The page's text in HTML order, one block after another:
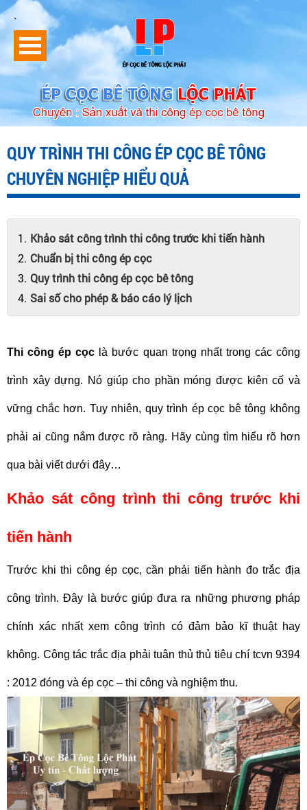
`
QUY TRÌNH THI CÔNG ÉP CỌC BÊ TÔNG
CHUYÊN NGHIỆP HIỂU QUẢ
Khảo sát công trình thi công trước khi tiến hành
Chuẩn bị thi công ép cọc
Quy trình thi công ép cọc bê tông
Sai số cho phép & báo cáo lý lịch
Thi công ép cọc là bước quan trọng nhất trong các công
trình xây dựng. Nó giúp cho phần móng được kiên cố và
vững chắc hơn. Tuy nhiên, quy trình ép cọc bê tông không
phải ai cũng nắm được rõ ràng. Hãy cùng tìm hiểu rõ hơn
qua bài viết dưới đây…
Khảo sát công trình thi công trước khi
tiến hành
Trước khi thi công ép cọc, cần phải tiến hành đo trắc địa
công trình. Đây là bước giúp đưa ra những phương pháp
chính xác nhất xem công trình có đảm bảo kĩ thuật hay
không. Công tác trắc địa phải tuân thủ thủ tiêu chí tcvn 9394
: 2012 đóng và ép cọc – thi công và nghiệm thu.